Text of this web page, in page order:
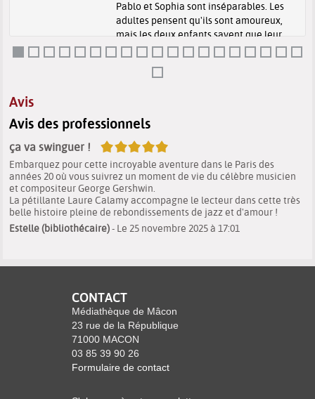
Pablo et Sophia sont inséparables. Les
adultes pensent qu'ils sont amoureux,
mais les deux enfants savent que leur
histoire est bien plus que cela.
Avis
Avis des professionnels
ça va swinguer ! 5/5
Embarquez pour cette incroyable aventure dans le Paris des
années 20 où vous suivrez un moment de vie du célèbre musicien
et compositeur George Gershwin.
La pétillante Laure Calamy accompagne le lecteur dans cette très
belle histoire pleine de rebondissements de jazz et d'amour !
Estelle (bibliothécaire)- Le 25 novembre 2025 à 17:01
CONTACT
Médiathèque de Mâcon
23 rue de la République
71000 MACON
03 85 39 90 26
Formulaire de contact